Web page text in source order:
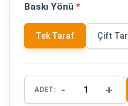
Baskı Yönü *
Tek Taraf Çift
ADET: - +